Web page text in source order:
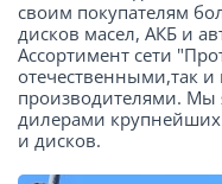
своим покупателям
дисков масел, АКБ и
Ассортимент сети
отечественными,так
производителями.
дилерами
и дисков.